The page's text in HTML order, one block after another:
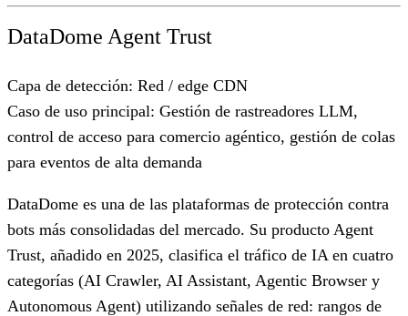
DataDome Agent Trust
Capa de detección: Red / edge CDN
Caso de uso principal: Gestión de rastreadores LLM,
control de acceso para comercio agéntico, gestión de colas
para eventos de alta demanda
DataDome es una de las plataformas de protección contra
bots más consolidadas del mercado. Su producto Agent
Trust, añadido en 2025, clasifica el tráfico de IA en cuatro
categorías (AI Crawler, AI Assistant, Agentic Browser y
Autonomous Agent) utilizando señales de red: rangos de